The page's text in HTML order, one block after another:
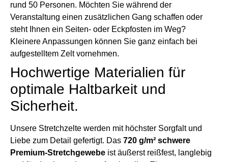
rund 50 Personen. Möchten Sie während der
Veranstaltung einen zusätzlichen Gang schaffen oder
steht Ihnen ein Seiten- oder Eckpfosten im Weg?
Kleinere Anpassungen können Sie ganz einfach bei
aufgestelltem Zelt vornehmen.
Hochwertige Materialien für
optimale Haltbarkeit und
Sicherheit.
Unsere Stretchzelte werden mit höchster Sorgfalt und
Liebe zum Detail gefertigt. Das 720 g/m² schwere
Premium-Stretchgewebe ist äußerst reißfest, langlebig